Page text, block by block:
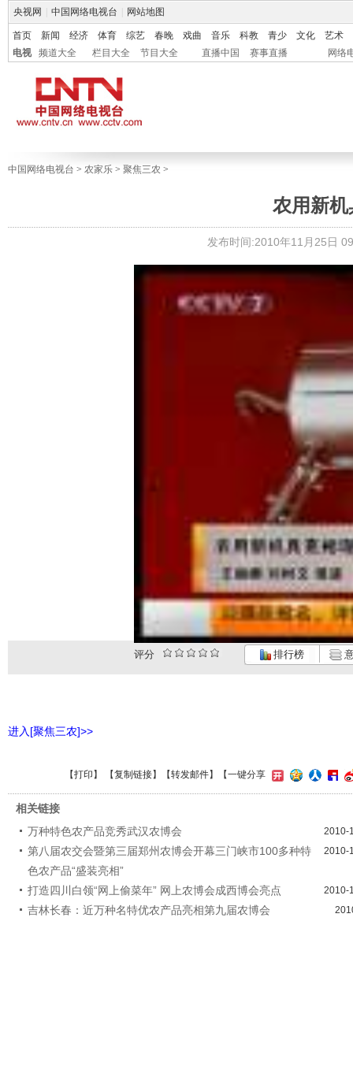
央视网 中国网络电视台 网站地图
首页 新闻 经济 体育 综艺 春晚 戏曲 音乐 科教 青少 文化
艺术
电视
频道大全 栏目大全 节目大全 直播中国 赛事直播 网络
中国网络电视台 > 农家乐 > 聚焦三农 >
农用新
发布时间:2010年11月25日
评分 排行榜
进入[聚焦三农]>>
【打印 】 【复制链接】【转发邮件】 【一键分享
相关链接
万种特色农产品竞秀武汉农博会
2010-
第八届农交会暨第三届郑州农博会开幕三门峡市100多种特
色农产品“盛装亮相”
2010-
打造四川白领“网上偷菜年” 网上农博会成西博会亮点 2010-
吉林长春：近万种名特优农产品亮相第九届农博会